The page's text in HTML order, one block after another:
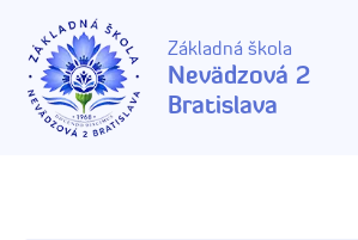
Základná škola
Nevädzová 2
Bratislava